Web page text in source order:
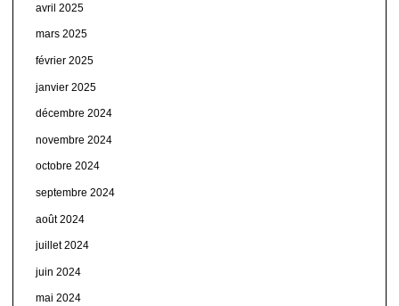
avril 2025
mars 2025
février 2025
janvier 2025
décembre 2024
novembre 2024
octobre 2024
septembre 2024
août 2024
juillet 2024
juin 2024
mai 2024